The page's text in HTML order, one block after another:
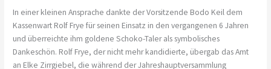
In einer kleinen Ansprache dankte der Vorsitzende Bodo Keil dem
Kassenwart Rolf Frye für seinen Einsatz in den vergangenen 6 Jahren
und überreichte ihm goldene Schoko-Taler als symbolisches
Dankeschön. Rolf Frye, der nicht mehr kandidierte, übergab das Amt
an Elke Zirrgiebel, die während der Jahreshauptversammlung